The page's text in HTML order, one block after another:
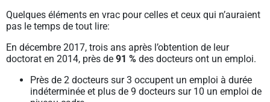
Quelques éléments en vrac pour celles et ceux qui n’auraient
pas le temps de tout lire:
En décembre 2017, trois ans après l’obtention de leur
doctorat en 2014, près de 91 % des docteurs ont un emploi.
Près de 2 docteurs sur 3 occupent un emploi à durée
indéterminée et plus de 9 docteurs sur 10 un emploi de